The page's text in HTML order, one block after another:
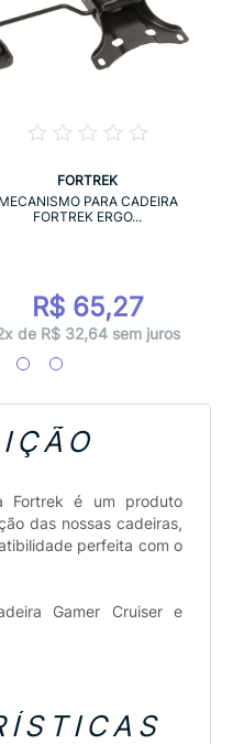
FORTREK
MECANISMO PARA CADEIRA
FORTREK ERGO...
R$ 65,27
de R$ 32,64 sem juros
Fortrek é um produto
das nossas cadeiras,
perfeita com o
Gamer Cruiser e